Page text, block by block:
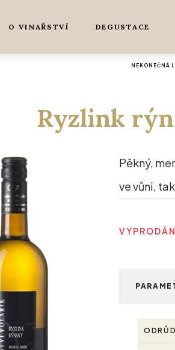
O VINAŘSTVÍ DEGUSTACE
NEKONEČNÁ
Ryzlink
Pěkný,
ve vůni,